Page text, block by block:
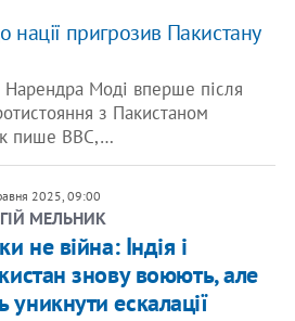
нації пригрозив Пакистану
Нарендра Моді вперше після
з Пакистаном
пише BBC,…
2025, 09:00
МЕЛЬНИК
не війна: Індія і
знову воюють, але
ескалації